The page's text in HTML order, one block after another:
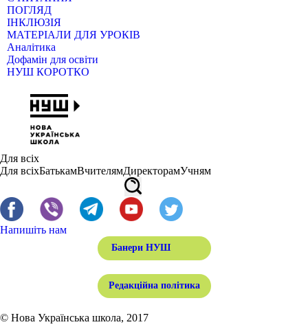
ПОГЛЯД
ІНКЛЮЗІЯ
МАТЕРІАЛИ ДЛЯ УРОКІВ
Аналітика
Дофамін для освіти
НУШ КОРОТКО
Для всіх
Для всіхБатькамВчителямДиректорамУчням
Напишіть нам
Банери НУШ
Редакційна політика
© Нова Українська школа, 2017